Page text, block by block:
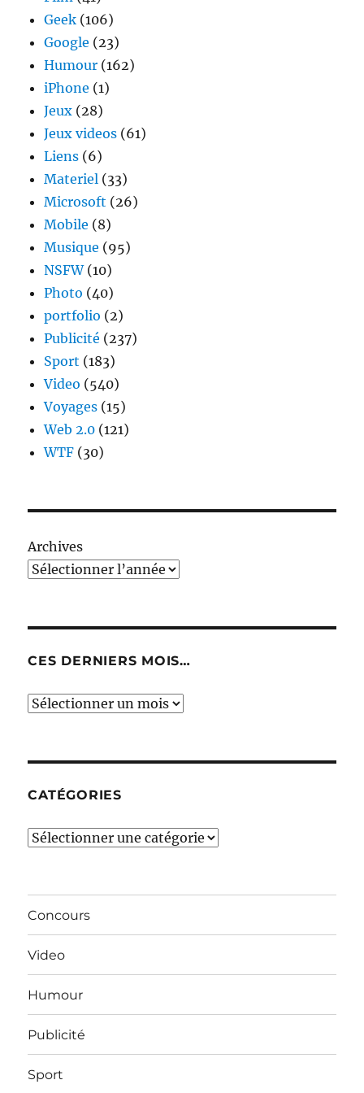
Geek (106)
Google (23)
Humour (162)
iPhone (1)
Jeux (28)
Jeux videos (61)
Liens (6)
Materiel (33)
Microsoft (26)
Mobile (8)
Musique (95)
NSFW(10)
Photo (40)
portfolio (2)
Publicité (237)
Sport (183)
Video (540)
Voyages (15)
Web 2.0 (121)
WTF (30)
Archives
CES DERNIERS MOIS…
Ces
CATÉGORIES
Catégories
Concours
Video
Humour
Publicité
Sport